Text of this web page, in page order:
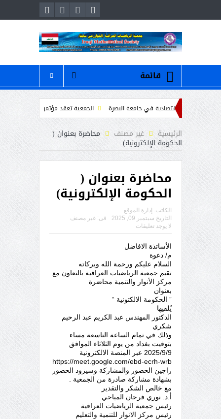
قائمة
الاقتصادية في جامعة البصرة
الجمعية تعقد مؤتمرها الانتخابي للهيئة
محاضرة بعنوان ” عمر الخيام والرياضيات “ / دعوة لحضور الرئيسية غير مصنف محاضرة بعنوان (
الحكومة الإلكترونية)
محاضرة بعنوان (
الحكومة الإلكترونية)
الكاتب: إدارة الموقع
التاريخ سبتمبر 09, 2025 فى: غير مصنف
لا يوجد تعليقات
الأساتذة الافاضل
م/ دعوة
السلام عليكم ورحمة الله وبركاته
تقيم جمعية الرياضيات العراقية بالتعاون مع
مركز الأنوار والتنمية محاضرة
بعنوان
” الحكومة الالكتونية “
يُلقيها
الدكتور المهندس عبد الكريم عبد الرحيم
شكري
وذلك في تمام الساعة التاسعة مساء
بتوقيت بغداد من يوم الثلاثاء الموافق
2025/9/9 عبر المنصة الالكترونية
https://meet.google.com/ebd-ecrh-wrb
راجين الحضور والمشاركة وسيزود الحضور
بشهادة مشاركة صادرة من الجمعية .
مع خالص الشكر والتقدير
أ.د. نوري فرحان المياحي
رئيس جمعية الرياضيات العراقية
رئيس مركز الانوار للتنمية والتعليم